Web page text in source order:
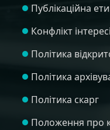
Публікаційна
Конфлікт
Політика
Політика
Політика скарг
Положення про